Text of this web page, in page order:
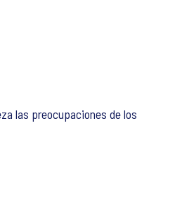
las preocupaciones de los